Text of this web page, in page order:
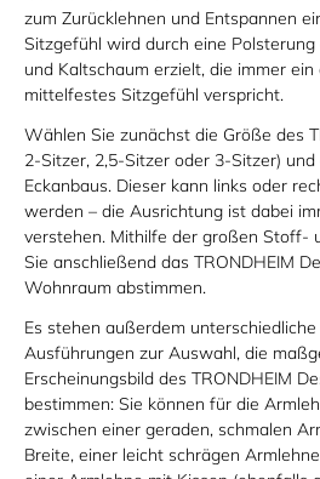
zum Zurücklehnen und Entspannen
Sitzgefühl wird durch eine
und Kaltschaum erzielt, die immer
mittelfestes Sitzgefühl verspricht.
Wählen Sie zunächst die Größe des
2-Sitzer, 2,5-Sitzer oder 3-Sitzer)
Eckanbaus. Dieser kann links oder
werden – die Ausrichtung ist dabei
verstehen. Mithilfe der großen Stoff-
Sie anschließend das TRONDHEIM
Wohnraum abstimmen.
Es stehen außerdem
Ausführungen zur Auswahl, die
Erscheinungsbild des TRONDHEIM
bestimmen: Sie können für die
zwischen einer geraden, schmalen
Breite, einer leicht schrägen